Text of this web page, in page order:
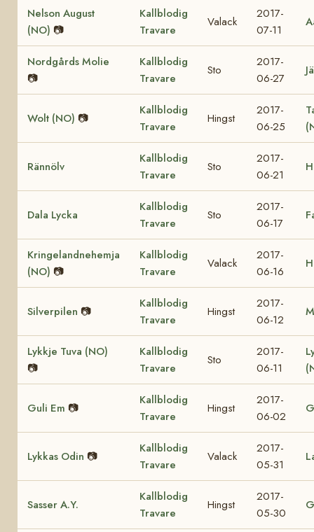
Nelson August
(NO) 📷
Kallblodig
Travare
Valack
2017-
07-11
Nordgårds Molie
📷
Kallblodig
Travare
Sto
2017-
06-27
Wolt (NO) 📷
Kallblodig
Travare
Hingst
2017-
06-25
Rännölv
Kallblodig
Travare
Sto
2017-
06-21
Dala Lycka
Kallblodig
Travare
Sto
2017-
06-17
Kringelandnehemja
(NO) 📷
Kallblodig
Travare
Valack
2017-
06-16
Silverpilen 📷
Kallblodig
Travare
Hingst
2017-
06-12
Lykkje Tuva (NO)
📷
Kallblodig
Travare
Sto
2017-
06-11
Guli Em 📷
Kallblodig
Travare
Hingst
2017-
06-02
Lykkas Odin 📷
Kallblodig
Travare
Valack
2017-
05-31
Sasser A.Y.
Kallblodig
Travare
Hingst
2017-
05-30